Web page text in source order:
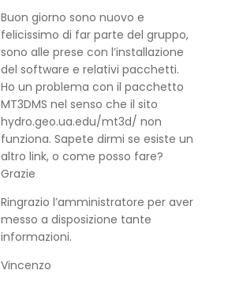
Buon giorno sono nuovo e
felicissimo di far parte del gruppo,
sono alle prese con l’installazione
del software e relativi pacchetti.
Ho un problema con il pacchetto
MT3DMS nel senso che il sito
hydro.­geo.­ua.­edu/­mt3d/­ non
funziona. Sapete dirmi se esiste un
altro link, o come posso fare?
Grazie
Ringrazio l’amministratore per aver
messo a disposizione tante
informazioni.
Vincenzo